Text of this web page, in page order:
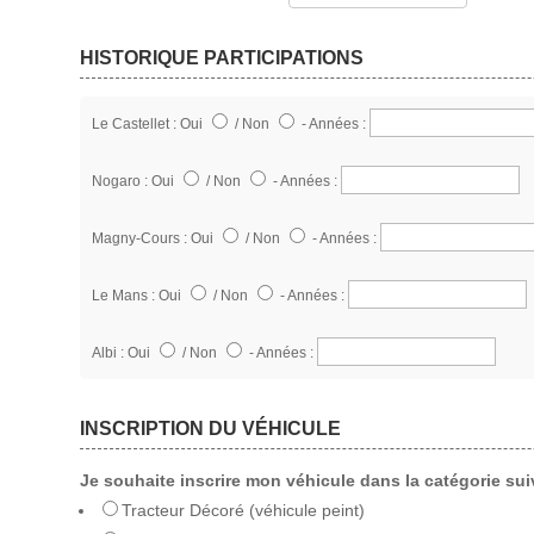
HISTORIQUE PARTICIPATIONS
Le Castellet : Oui / Non - Années :
Nogaro : Oui / Non - Années :
Magny-Cours : Oui / Non - Années :
Le Mans : Oui / Non - Années :
Albi : Oui / Non - Années :
INSCRIPTION DU VÉHICULE
Je souhaite inscrire mon véhicule dans la catégorie
Tracteur Décoré (véhicule peint)